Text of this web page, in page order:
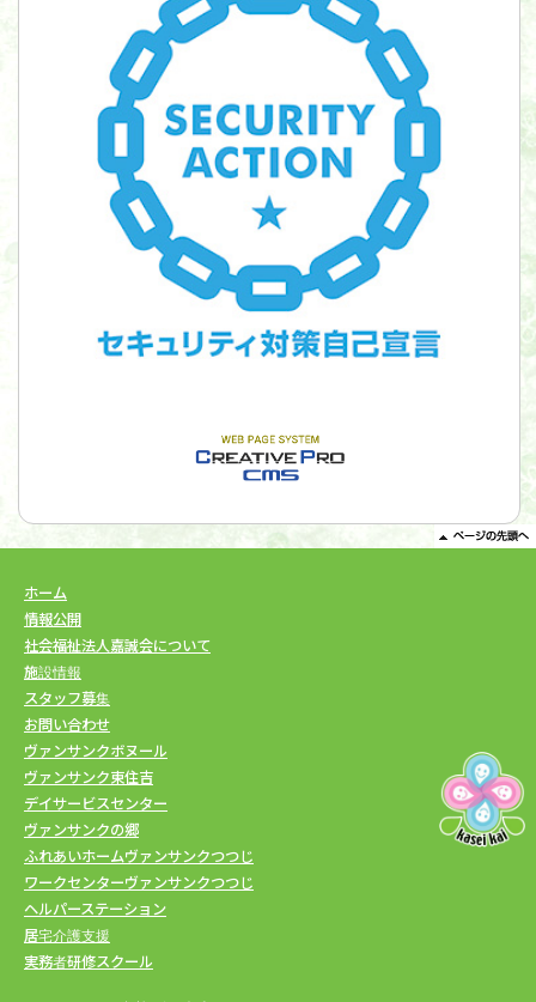
ホーム
情報公開
社会福祉法人嘉誠会について
施設情報
スタッフ募集
お問い合わせ
ヴァンサンクボヌール
ヴァンサンク東住吉
デイサービスセンター
ヴァンサンクの郷
ふれあいホームヴァンサンクつつじ
ワークセンターヴァンサンクつつじ
ヘルパーステーション
居宅介護支援
実務者研修スクール